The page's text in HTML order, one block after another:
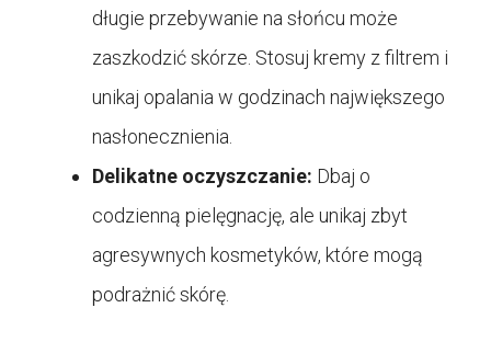
długie przebywanie na słońcu może
zaszkodzić skórze. Stosuj kremy z filtrem i
unikaj opalania w godzinach największego
nasłonecznienia.
Delikatne oczyszczanie: Dbaj o
codzienną pielęgnację, ale unikaj zbyt
agresywnych kosmetyków, które mogą
podrażnić skórę.